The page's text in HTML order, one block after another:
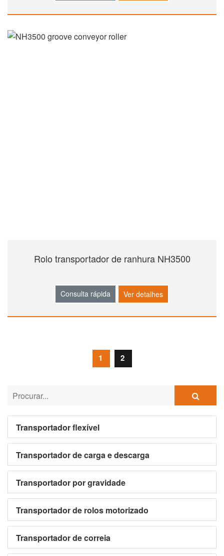
Rolo transportador de ranhura NH3500
Consulta rápida Ver detalhes
1 2
Transportador flexível
Transportador de carga e descarga
Transportador por gravidade
Transportador de rolos motorizado
Transportador de correia